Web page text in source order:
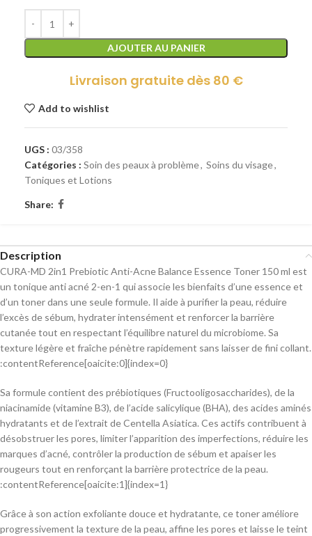
AJOUTER AU PANIER
Livraison gratuite dès 80 €
Add to wishlist
UGS : 03/358
Catégories : Soin des peaux à problème, Soins du visage,
Toniques et Lotions
Share:
Description
CURA-MD 2in1 Prebiotic Anti-Acne Balance Essence Toner 150 ml est
un tonique anti acné 2-en-1 qui associe les bienfaits d’une essence et
d’un toner dans une seule formule. Il aide à purifier la peau, réduire
l’excès de sébum, hydrater intensément et renforcer la barrière
cutanée tout en respectant l’équilibre naturel du microbiome. Sa
texture légère et fraîche pénètre rapidement sans laisser de fini collant.
:contentReference[oaicite:0]{index=0}
Sa formule contient des prébiotiques (Fructooligosaccharides), de la
niacinamide (vitamine B3), de l’acide salicylique (BHA), des acides aminés
hydratants et de l’extrait de Centella Asiatica. Ces actifs contribuent à
désobstruer les pores, limiter l’apparition des imperfections, réduire les
marques d’acné, contrôler la production de sébum et apaiser les
rougeurs tout en renforçant la barrière protectrice de la peau.
:contentReference[oaicite:1]{index=1}
Grâce à son action exfoliante douce et hydratante, ce toner améliore
progressivement la texture de la peau, affine les pores et laisse le teint